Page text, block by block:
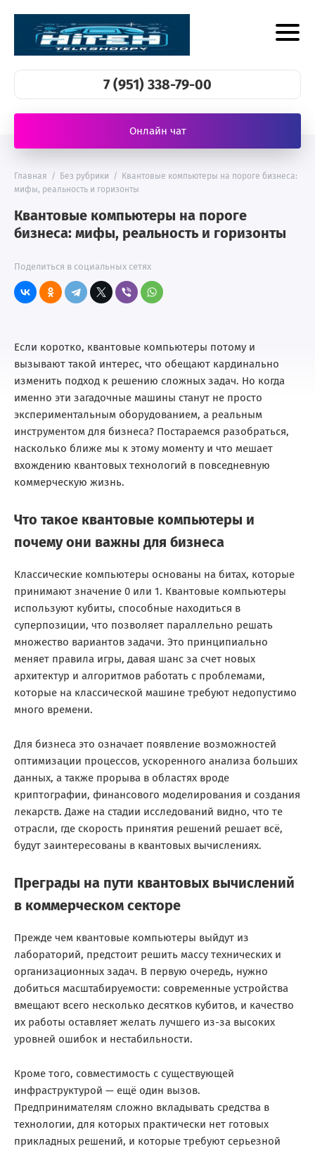
7 (951) 338-79-00
Онлайн чат
Главная / Без рубрики /
Квантовые компьютеры на пороге бизнеса:
мифы, реальность и горизонты
Квантовые компьютеры на пороге
бизнеса: мифы, реальность и горизонты
Поделиться в социальных сетях
Если коротко, квантовые компьютеры потому и
вызывают такой интерес, что обещают кардинально
изменить подход к решению сложных задач. Но когда
именно эти загадочные машины станут не просто
экспериментальным оборудованием, а реальным
инструментом для бизнеса? Постараемся разобраться,
насколько ближе мы к этому моменту и что мешает
вхождению квантовых технологий в повседневную
коммерческую жизнь.
Что такое квантовые компьютеры и
почему они важны для бизнеса
Классические компьютеры основаны на битах, которые
принимают значение 0 или 1. Квантовые компьютеры
используют кубиты, способные находиться в
суперпозиции, что позволяет параллельно решать
множество вариантов задачи. Это принципиально
меняет правила игры, давая шанс за счет новых
архитектур и алгоритмов работать с проблемами,
которые на классической машине требуют недопустимо
много времени.
Для бизнеса это означает появление возможностей
оптимизации процессов, ускоренного анализа больших
данных, а также прорыва в областях вроде
криптографии, финансового моделирования и создания
лекарств. Даже на стадии исследований видно, что те
отрасли, где скорость принятия решений решает всё,
будут заинтересованы в квантовых вычислениях.
Преграды на пути квантовых вычислений
в коммерческом секторе
Прежде чем квантовые компьютеры выйдут из
лабораторий, предстоит решить массу технических и
организационных задач. В первую очередь, нужно
добиться масштабируемости: современные устройства
вмещают всего несколько десятков кубитов, и качество
их работы оставляет желать лучшего из-за высоких
уровней ошибок и нестабильности.
Кроме того, совместимость с существующей
инфраструктурой — ещё один вызов.
Предпринимателям сложно вкладывать средства в
технологии, для которых практически нет готовых
прикладных решений, и которые требуют серьезной